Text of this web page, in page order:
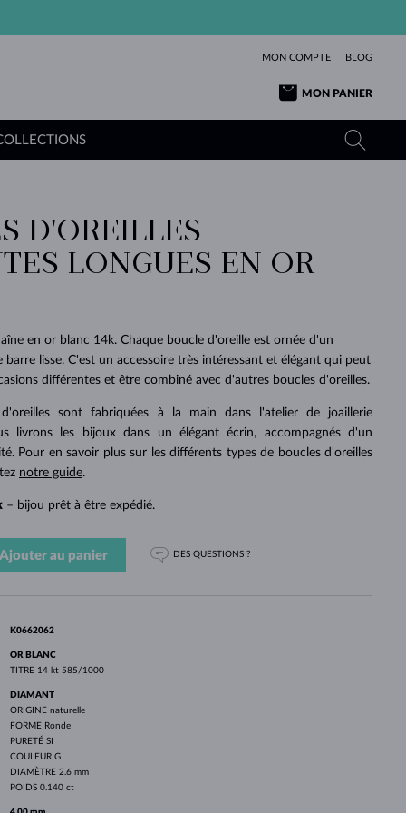
MON COMPTE BLOG
MON PANIER
DE SES
RÊVES
DÉCOUVRIR
DÉCOUVRIR
OR JAUNE
OR ROSE
BEAUTÉ
PURE
DÉCOUVRIR
TANZANITES
TOPAZES
POUR BÉBÉS
OR BLANC
PLUS
BELLES
DÉCOUVRIR
TOURMALINES
MOLDAVITES
OR BLANC
OR ROSE
PENDENTIFS
INTEMPORELS
DES
PERLES
SAPHIRS
ÉMERAUDES
MARIAGE
OR BLANC
AUTHENTIQUES
BEAUTÉ
DÉCOUVRIR
EXCEPTIONNELLES
D'OREILLES
LONGUES EN OR
en or blanc 14k. Chaque boucle d'oreille est ornée d'un
lisse. C'est un accessoire très intéressant et élégant qui peut
différentes et être combiné avec d'autres boucles d'oreilles.
d'oreilles sont fabriquées à la main dans l'atelier de joaillerie
livrons les bijoux dans un élégant écrin, accompagnés d'un
Pour en savoir plus sur les différents types de boucles d'oreilles
notre guide.
– bijou prêt à être expédié.
Ajouter au panier DES QUESTIONS ?
K0662062
OR BLANC
TITRE 14 kt 585/1000
DIAMANT
ORIGINE naturelle
FORME Ronde
PURETÉ SI
COULEUR G
DIAMÈTRE 2.6 mm
POIDS 0.140 ct